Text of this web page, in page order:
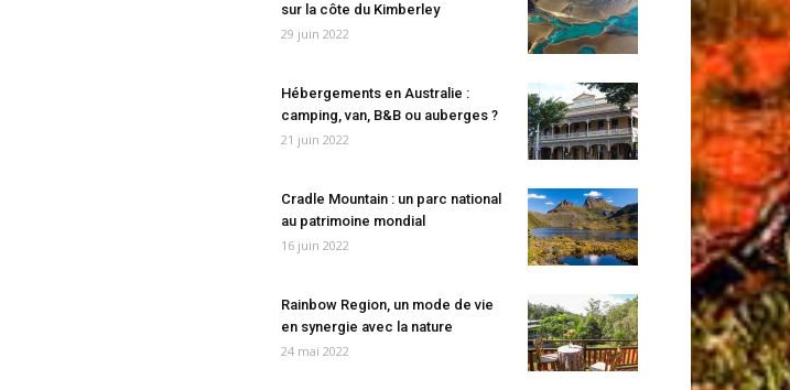
sur la côte du Kimberley
29 juin 2022
Hébergements en Australie :
camping, van, B&B ou auberges ?
21 juin 2022
Cradle Mountain : un parc national
au patrimoine mondial
16 juin 2022
Rainbow Region, un mode de vie
en synergie avec la nature
24 mai 2022